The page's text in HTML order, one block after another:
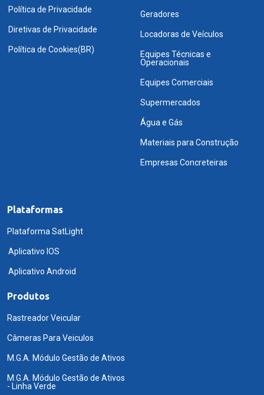
Política de Privacidade
Diretivas de Privacidade
Política de Cookies(BR)
Geradores
Locadoras de Veículos
Equipes Técnicas e
Operacionais
Equipes Comerciais
Supermercados
Água e Gás
Materiais para Construção
Empresas Concreteiras
Plataformas
Plataforma SatLight
Aplicativo IOS
Aplicativo Android
Produtos
Rastreador Veicular
Câmeras Para Veiculos
M.G.A. Módulo Gestão de Ativos
M.G.A. Módulo Gestão de Ativos
- Linha Verde